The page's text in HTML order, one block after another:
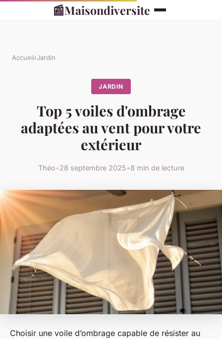
📰Maisondiversite
Accueil›Jardin
JARDIN
Top 5 voiles d'ombrage
adaptées au vent pour votre
extérieur
Théo•28 septembre 2025•8 min de lecture
Choisir une voile d’ombrage capable de résister au